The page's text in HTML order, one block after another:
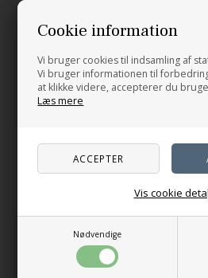
Cookie information
Vi bruger cookies til indsamling af
Vi bruger informationen til
at klikke videre, accepterer du
Læs mere
Nødvendige
Vis cookie
blødhed fra bomuld. Pelini egner
hækling.
Materialer:
50% pimabomuld, 50% hør
102 m / 50 g
Vejledende pinde:
Strikkefasthed:
20 m x 22 p = 10 x 10 cm